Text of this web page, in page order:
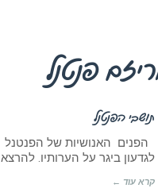
פנטנל
תושבי הפנטנל
לגדעון ביגר על הערותיו.
קרא עוד ←